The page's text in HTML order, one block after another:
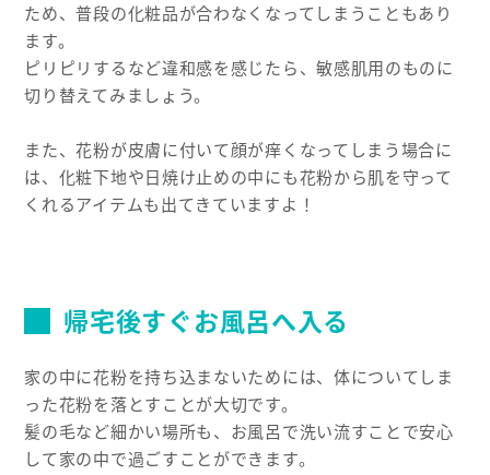
ため、普段の化粧品が合わなくなってしまうこともあり
ます。
ピリピリするなど違和感を感じたら、敏感肌用のものに
切り替えてみましょう。
また、花粉が皮膚に付いて顔が痒くなってしまう場合に
は、化粧下地や日焼け止めの中にも花粉から肌を守って
くれるアイテムも出てきていますよ！
帰宅後すぐお風呂へ入る
家の中に花粉を持ち込まないためには、体についてしま
った花粉を落とすことが大切です。
髪の毛など細かい場所も、お風呂で洗い流すことで安心
して家の中で過ごすことができます。